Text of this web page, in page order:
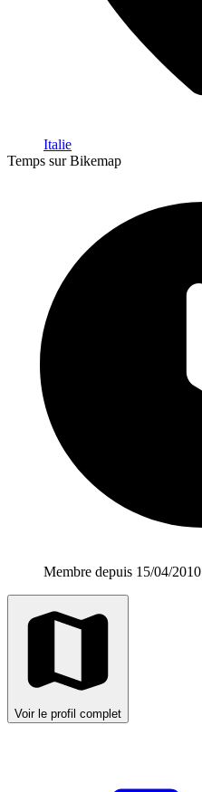
Italie
Temps sur Bikemap
Membre depuis 15/04/2010
Voir le profil complet